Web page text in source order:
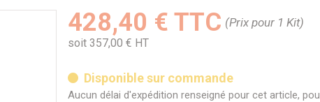
428,40 € TTC (Prix pour 1 Kit)
soit 357,00 € HT
Disponible sur commande
Aucun délai d'expédition renseigné pour cet article,